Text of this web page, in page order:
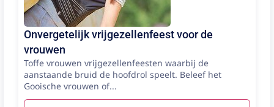
Onvergetelijk vrijgezellenfeest voor de
vrouwen
Toffe vrouwen vrijgezellenfeesten waarbij de
aanstaande bruid de hoofdrol speelt. Beleef het
Gooische vrouwen of...